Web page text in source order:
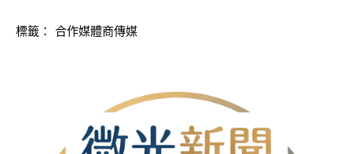
標籤： 合作媒體商傳媒